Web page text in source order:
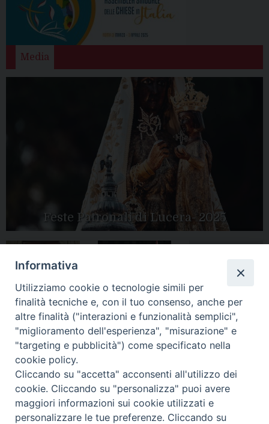
Media
Feste Patronali di Lucera- 2025
Apertura Anno
Giubilare 2025
Peregrinatio
Mariae in Diocesi
Tutte le gallery
CONTATTI:
LUCERA: Piazza Duomo, 13 - 71036 Lucera (FG) − tel.
0881/520882 - e-mail: info@diocesiluceratroia.it
Segreteria del
Vescovo: tel/fax 0881/522244 - e-mail:
vescovo@diocesiluceratroia.it
TROIA: Piazza Episcopio - 71029 Troia (FG) − tel. 0881/977051
Informativa
Utilizziamo cookie o tecnologie simili per
finalità tecniche e, con il tuo consenso, anche per
altre finalità ("interazioni e funzionalità semplici",
"miglioramento dell'esperienza", "misurazione" e
"targeting e pubblicità") come specificato nella
cookie policy.
Cliccando su "accetta" acconsenti all'utilizzo dei
cookie. Cliccando su "personalizza" puoi avere
maggiori informazioni sui cookie utilizzati e
personalizzare le tue preferenze. Cliccando su